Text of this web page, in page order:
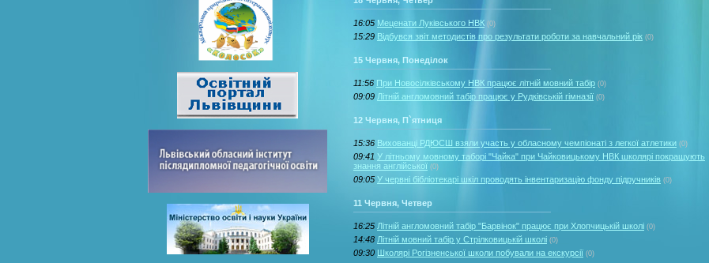
16:05 Меценати Луківського НВК (0)
15:29 Відбувся звіт методистів про результати роботи за навчальний рік (0)
15 Червня, Понеділок
11:56 При Новосілківському НВК працює літній мовний табір (0)
09:09 Літній англомовний табір працює у Рудківській гімназії (0)
12 Червня, П`ятниця
15:36 Вихованці РДЮСШ взяли участь у обласному чемпіонаті з легкої атлетики (0)
09:41 У літньому мовному таборі "Чайка" при Чайковицькому НВК школярі покращують
знання англійської (0)
09:05 У червні бібліотекарі шкіл проводять інвентаризацію фонду підручників (0)
11 Червня, Четвер
16:25 Літній англомовний табір "Барвінок" працює при Хлопчицькій школі (0)
14:48 Літній мовний табір у Стрілковицькій школі (0)
09:30 Школярі Рогізненської школи побували на екскурсії (0)